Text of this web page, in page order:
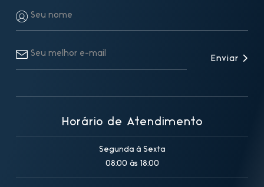
Enviar
Horário de Atendimento
Segunda à Sexta
08:00 às 18:00